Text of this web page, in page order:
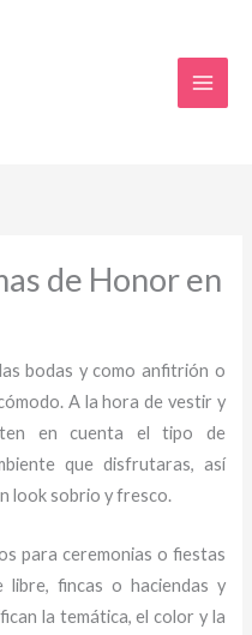
de Honor en
bodas y como anfitrión o
A la hora de vestir y
ten en cuenta el tipo de
que disfrutaras, así
look sobrio y fresco.
para ceremonias o fiestas
libre, fincas o haciendas y
la temática, el color y la